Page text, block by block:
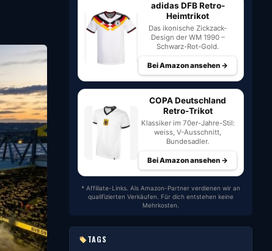
adidas DFB Retro-
Heimtrikot
Das ikonische Zickzack-
Design der WM 1990 –
Schwarz-Rot-Gold.
Bei Amazon ansehen →
COPA Deutschland
Retro-Trikot
Klassiker im 70er-Jahre-Stil:
weiss, V-Ausschnitt,
Bundesadler.
Bei Amazon ansehen →
* Affiliate-Links. Als Amazon-Partner verdienen wir an
qualifizierten Verkäufen. Für dich entstehen keine
Mehrkosten.
TAGS